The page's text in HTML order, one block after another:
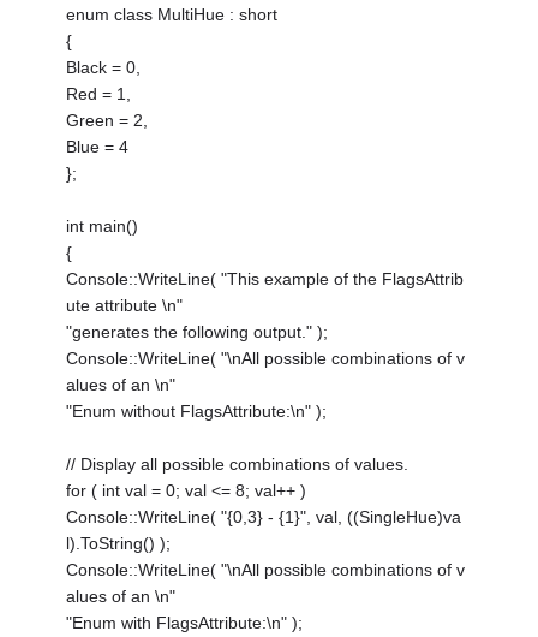
enum class MultiHue : short
{
Black = 0,
Red = 1,
Green = 2,
Blue = 4
};
int main()
{
Console::WriteLine( "This example of the FlagsAttrib
ute attribute \n"
"generates the following output." );
Console::WriteLine( "\nAll possible combinations of v
alues of an \n"
"Enum without FlagsAttribute:\n" );
// Display all possible combinations of values.
for ( int val = 0; val <= 8; val++ )
Console::WriteLine( "{0,3} - {1}", val, ((SingleHue)va
l).ToString() );
Console::WriteLine( "\nAll possible combinations of v
alues of an \n"
"Enum with FlagsAttribute:\n" );